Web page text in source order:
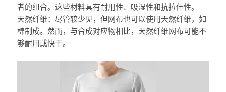
者的组合。这些材料具有耐用性、吸湿性和抗拉伸性。
天然纤维：尽管较少见，但网布也可以使用天然纤维，如
棉制成。然而，与合成对应物相比，天然纤维网布可能不
够耐用或快干。